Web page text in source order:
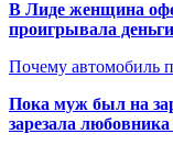
В Лиде женщина
проигрывала
Почему автомобиль
Пока муж был на
зарезала любовника